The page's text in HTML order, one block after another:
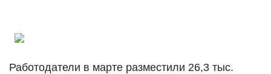
Работодатели в марте разместили 26,3 тыс.